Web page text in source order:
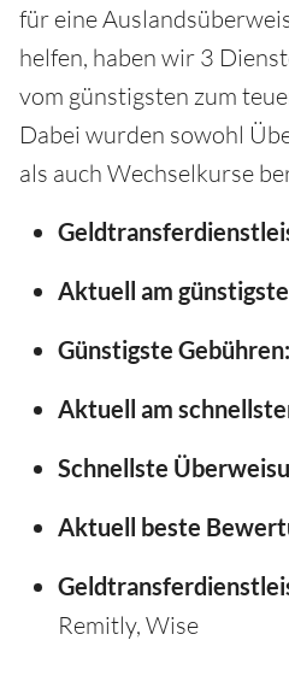
für eine
helfen, haben wir 3
vom günstigsten zum
Dabei wurden sowohl
als auch Wechselkurse
Aktuell am
Günstigste Gebühren:
Aktuell am
Schnellste
Aktuell beste
Remitly, Wise